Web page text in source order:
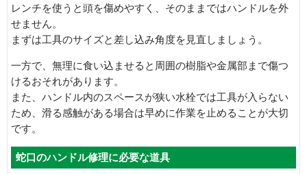
レンチを使うと頭を傷めやすく、そのままではハンドルを外
せません。
まずは工具のサイズと差し込み角度を見直しましょう。
一方で、無理に食い込ませると周囲の樹脂や金属部まで傷つ
けるおそれがあります。
また、ハンドル内のスペースが狭い水栓では工具が入らない
ため、滑る感触がある場合は早めに作業を止めることが大切
です。
蛇口のハンドル修理に必要な道具